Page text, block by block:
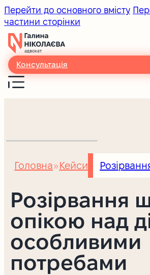
Перейти до основного вмісту
частини сторінки
Консультація
Головна Кейси
Розірвання
опікою над
особливими
потребами